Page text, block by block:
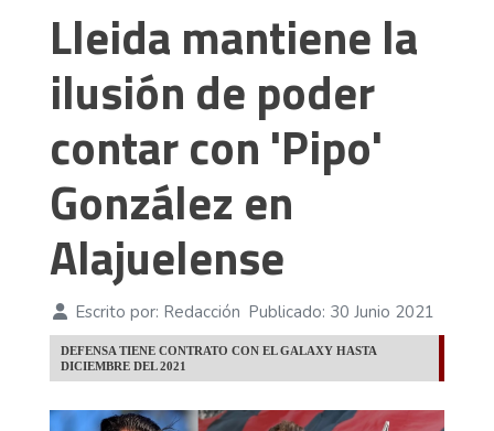
Lleida mantiene la
ilusión de poder
contar con 'Pipo'
González en
Alajuelense
Escrito por: Redacción Publicado: 30 Junio 2021
DEFENSA TIENE CONTRATO CON EL GALAXY HASTA
DICIEMBRE DEL 2021